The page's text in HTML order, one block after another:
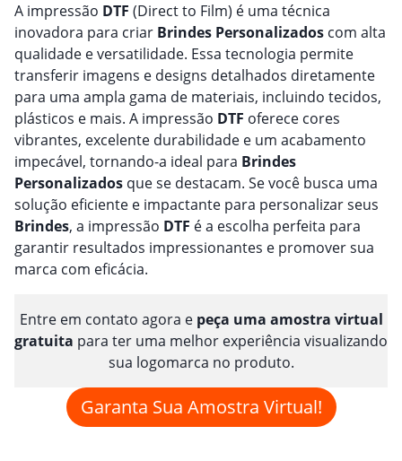
A impressão DTF (Direct to Film) é uma técnica
inovadora para criar Brindes Personalizados com alta
qualidade e versatilidade. Essa tecnologia permite
transferir imagens e designs detalhados diretamente
para uma ampla gama de materiais, incluindo tecidos,
plásticos e mais. A impressão DTF oferece cores
vibrantes, excelente durabilidade e um acabamento
impecável, tornando-a ideal para Brindes
Personalizados que se destacam. Se você busca uma
solução eficiente e impactante para personalizar seus
Brindes, a impressão DTF é a escolha perfeita para
garantir resultados impressionantes e promover sua
marca com eficácia.
Entre em contato agora e peça uma amostra virtual
gratuita para ter uma melhor experiência visualizando
sua logomarca no produto.
Garanta Sua Amostra Virtual!